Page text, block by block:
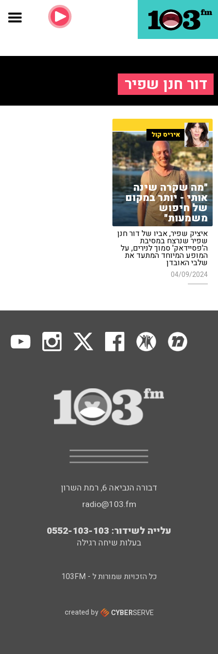
דור חנן שפיר
איריס קול
"מה שקרה שינה
אותי - יותר במקום
של חיפוש
משמעות"
איציק שפיר, אביו של דור חנן
שפיר שנרצח במסיבת
ה'פסיידאק' סמוך לנירים, על
המופע המיוחד המתעד את
שלבי האובדן
04/09/2024
דבורה הנביאה 6, רמת השרון
radio@103.fm
עלייה לשידור: 0552-103-103
בעלות שיחה רגילה
כל הזכויות שמורות ל - 103FM
created by CYBERSERVE